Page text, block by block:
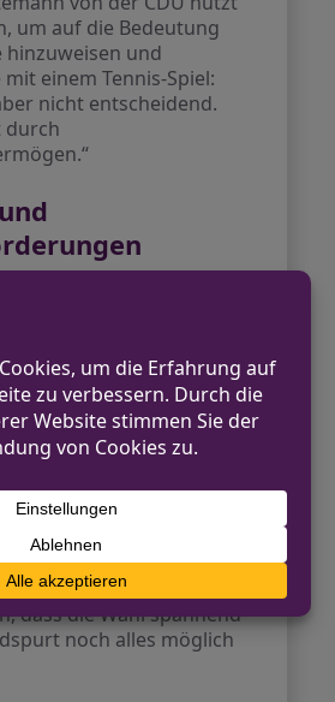
um auf die Bedeutung
hinzuweisen und
einem Tennis-Spiel:
nicht entscheidend.
durch
zudem von
auf Greitemann
Die AfD sieht in ihren
von neun Prozent, dass
zunehmend Anklang
Büschges von der AfD
offen
wie Heiner
und Lars Wolfram
dass die Wahl spannend
noch alles möglich